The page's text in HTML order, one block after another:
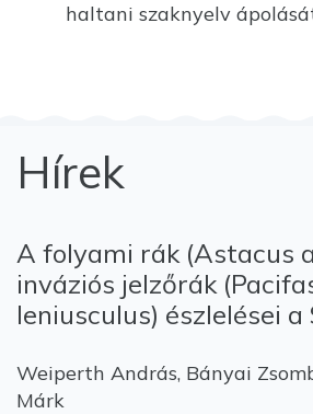
haltani szaknyelv
Hírek
A folyami rák (Astacus
inváziós jelzőrák
leniusculus) észlelései
Weiperth András, Bányai
Márk